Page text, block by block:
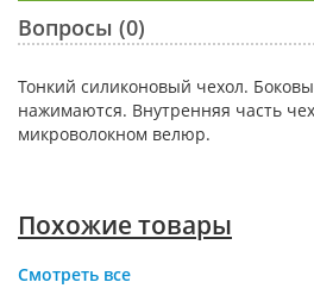
Вопросы (0)
Тонкий силиконовый чехол.
нажимаются. Внутренняя часть
микроволокном велюр.
Похожие товары
Смотреть все